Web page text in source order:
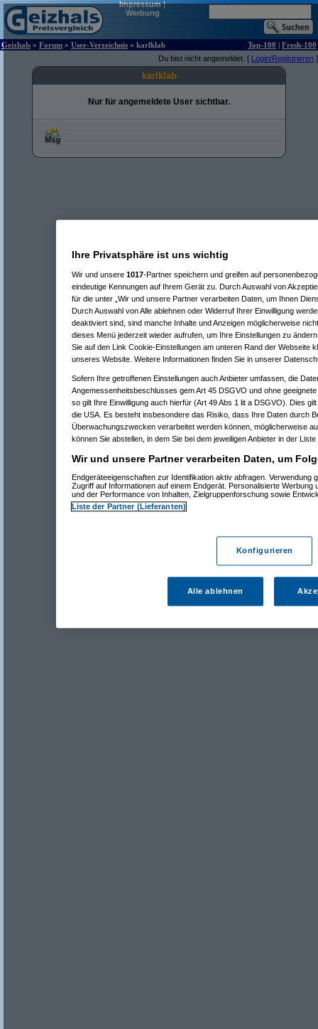
Impressum|
Werbung
Geizhals » Forum » User-Verzeichnis » karlklab Top-100 | Fresh-100
Du bist nicht angemeldet. [ Login/Registrieren ]
karlklab
Nur für angemeldete User sichtbar.
Ihre Privatsphäre ist uns wichtig
Wir und unsere 1017-Partner speichern und greifen auf
eindeutige Kennungen auf Ihrem Gerät zu. Durch Auswahl von
für die unter „Wir und unsere Partner verarbeiten Daten, um Ihnen
Durch Auswahl von Alle ablehnen oder Widerruf Ihrer Einwilligung
deaktiviert sind, sind manche Inhalte und Anzeigen möglicherweise
dieses Menü jederzeit wieder aufrufen, um Ihre Einstellungen zu
Sie auf den Link Cookie-Einstellungen am unteren Rand der Webseite
unseres Website. Weitere Informationen finden Sie in unserer
Sofern Ihre getroffenen Einstellungen auch Anbieter umfassen, die
Angemessenheitsbeschlusses gem Art 45 DSGVO und ohne
so gilt Ihre Einwilligung auch hierfür (Art 49 Abs 1 lit a DSGVO). Dies
die USA. Es besteht insbesondere das Risiko, dass Ihre Daten durch
Überwachungszwecken verarbeitet werden können, möglicherweise
können Sie abstellen, in dem Sie bei dem jeweiligen Anbieter in der
Wir und unsere Partner verarbeiten Daten, um
Endgeräteeigenschaften zur Identifikation aktiv abfragen. Verwendung
Zugriff auf Informationen auf einem Endgerät. Personalisierte Werbung
und der Performance von Inhalten, Zielgruppenforschung sowie
Liste der Partner (Lieferanten)
Konfigurieren
Alle ablehnen